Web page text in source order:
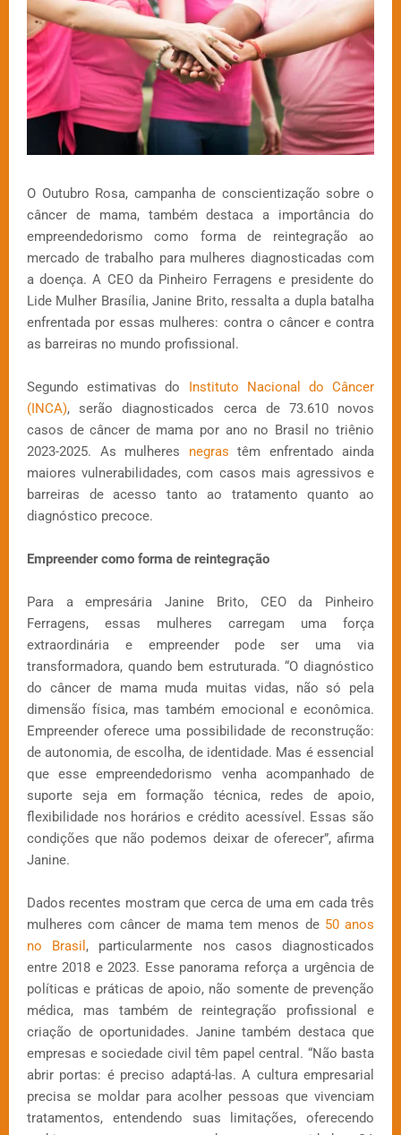
O Outubro Rosa, campanha de conscientização sobre o
câncer de mama, também destaca a importância do
empreendedorismo como forma de reintegração ao
mercado de trabalho para mulheres diagnosticadas com
a doença. A CEO da Pinheiro Ferragens e presidente do
Lide Mulher Brasília, Janine Brito, ressalta a dupla batalha
enfrentada por essas mulheres: contra o câncer e contra
as barreiras no mundo profissional.
Segundo estimativas do
Instituto Nacional do Câncer
(INCA), serão diagnosticados cerca de 73.610 novos
casos de câncer de mama por ano no Brasil no triênio
2023-2025. As mulheres negras têm enfrentado ainda
maiores vulnerabilidades, com casos mais agressivos e
barreiras de acesso tanto ao tratamento quanto ao
diagnóstico precoce.
Empreender como forma de reintegração
Para a empresária Janine Brito, CEO da Pinheiro
Ferragens, essas mulheres carregam uma força
extraordinária e empreender pode ser uma via
transformadora, quando bem estruturada. “O diagnóstico
do câncer de mama muda muitas vidas, não só pela
dimensão física, mas também emocional e econômica.
Empreender oferece uma possibilidade de reconstrução:
de autonomia, de escolha, de identidade. Mas é essencial
que esse empreendedorismo venha acompanhado de
suporte seja em formação técnica, redes de apoio,
flexibilidade nos horários e crédito acessível. Essas são
condições que não podemos deixar de oferecer”, afirma
Janine.
Dados recentes mostram que cerca de uma em cada três
mulheres com câncer de mama tem menos de 50 anos
no Brasil , particularmente nos casos diagnosticados
entre 2018 e 2023. Esse panorama reforça a urgência de
políticas e práticas de apoio, não somente de prevenção
médica, mas também de reintegração profissional e
criação de oportunidades. Janine também destaca que
empresas e sociedade civil têm papel central. “Não basta
abrir portas: é preciso adaptá-las. A cultura empresarial
precisa se moldar para acolher pessoas que vivenciam
tratamentos, entendendo suas limitações, oferecendo